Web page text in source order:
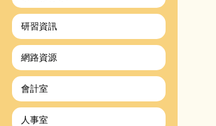
研習資訊
網路資源
會計室
人事室